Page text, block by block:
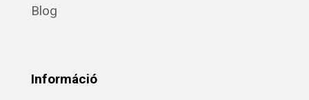
Blog
Információ